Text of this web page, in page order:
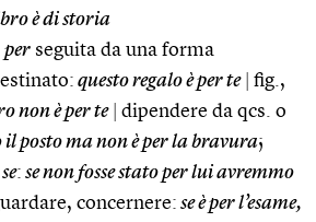
è di storia
per seguita da una forma
questo regalo è per te
fig.,
non è per te
dipendere da qcs. o
posto ma non è per la bravura;
se: se non fosse stato per lui avremmo
concernere: se è per l’esame,